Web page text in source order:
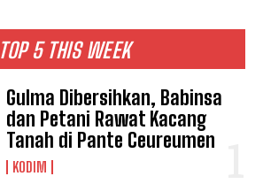
TOP 5 THIS WEEK
Gulma Dibersihkan, Babinsa
dan Petani Rawat Kacang
Tanah di Pante Ceureumen
KODIM